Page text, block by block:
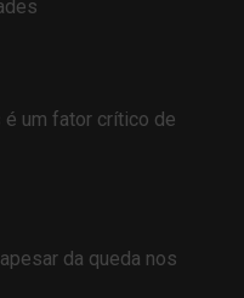
é um fator crítico de
da queda nos